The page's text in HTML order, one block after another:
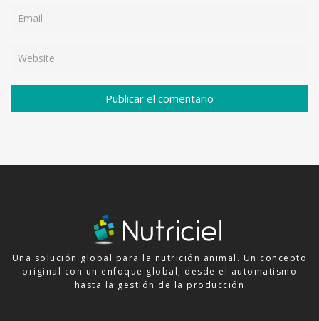
Una solución global para la nutrición animal. Un concepto
original con un enfoque global, desde el automatismo
hasta la gestión de la producción